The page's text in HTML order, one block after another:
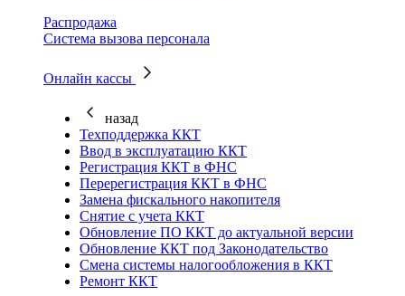
Распродажа
Система вызова персонала
Онлайн кассы
назад
Техподдержка ККТ
Ввод в эксплуатацию ККТ
Регистрация ККТ в ФНС
Перерегистрация ККТ в ФНС
Замена фискального накопителя
Снятие с учета ККТ
Обновление ПО ККТ до актуальной версии
Обновление ККТ под Законодательство
Смена системы налогообложения в ККТ
Ремонт ККТ